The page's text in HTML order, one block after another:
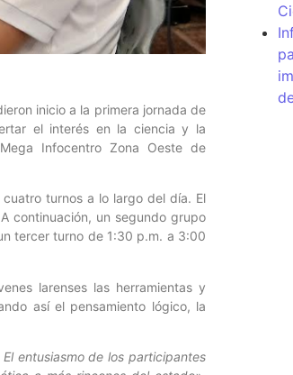
inicio a la primera jornada de
el interés en la ciencia y la
Infocentro Zona Oeste de
turnos a lo largo del día. El
continuación, un segundo grupo
tercer turno de 1:30 p.m. a 3:00
larenses las herramientas y
así el pensamiento lógico, la
entusiasmo de los participantes